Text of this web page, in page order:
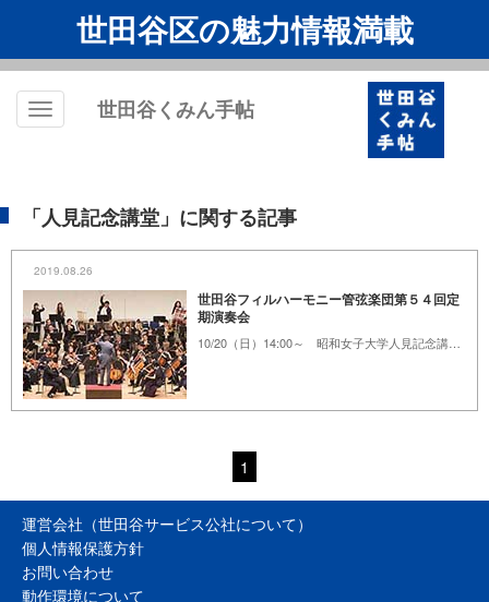
世田谷区の魅力情報満載
Toggle
世田谷くみん手帖
「人見記念講堂」に関する記事
2019.08.26
世田谷フィルハーモニー管弦楽団第５４回定
期演奏会
1
運営会社（世田谷サービス公社について）
個人情報保護方針
お問い合わせ
動作環境について